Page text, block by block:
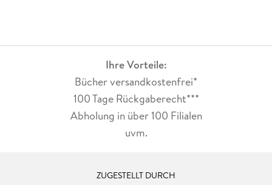
Ihre Vorteile:
Bücher versandkostenfrei*
100 Tage Rückgaberecht***
Abholung in über 100 Filialen
uvm.
ZUGESTELLT DURCH